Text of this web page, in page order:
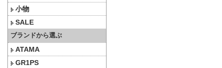
小物
SALE
ブランドから選ぶ
ATAMA
GR1PS